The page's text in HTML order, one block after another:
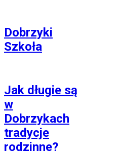
Dobrzyki
Szkoła
Jak długie są
w
Dobrzykach
tradycje
rodzinne?